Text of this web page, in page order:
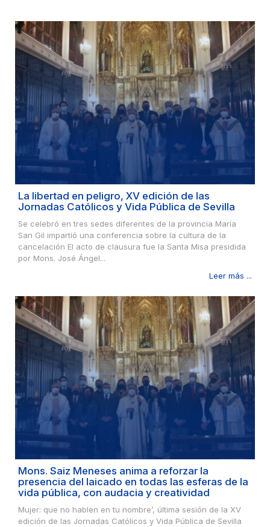
La libertad en peligro, XV edición de las
Jornadas Católicos y Vida Pública de Sevilla
Se celebró en tres sedes diferentes de la provincia María
San Gil impartió una conferencia sobre la cultura de la
cancelación El acto de clausura fue la Santa Misa presidida
por Mons. José Ángel...
Leer más ...
Mons. Saiz Meneses anima a reforzar la
presencia del laicado en todas las esferas de la
vida pública, con audacia y creatividad
Mujer: que no hablen en tu nombre’, última sesión de la XV
edición de las Jornadas Católicos y Vida Pública de Sevilla